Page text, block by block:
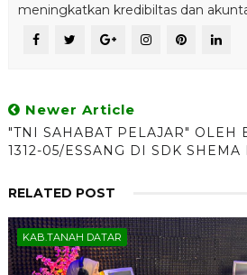
meningkatkan kredibiltas dan
Newer Article
"TNI SAHABAT PELAJAR" OLEH
1312-05/ESSANG DI SDK
RELATED POST
KAB.TANAH DATAR